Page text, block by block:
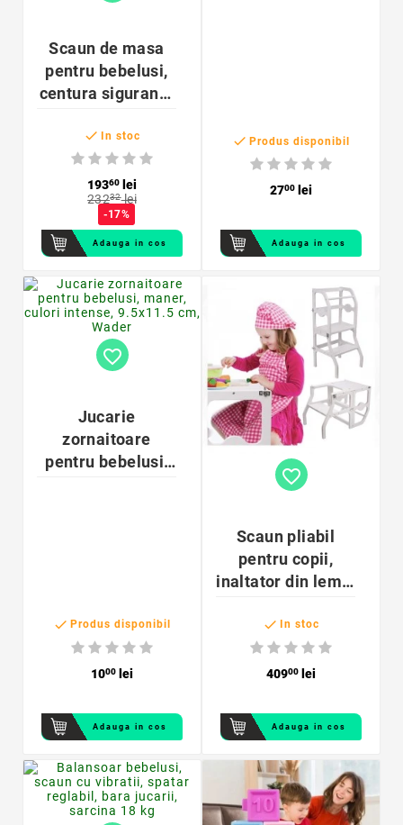
Scaun de masa
pentru bebelusi,
centura siguranta
90x70x60 cm
 In stoc
19360
lei
23232lei
-17%
Adauga in cos
 Produs disponibil
2700 lei
Adauga in cos
favorite_border
Jucarie
zornaitoare
pentru bebelusi,
 Produs disponibil
1000 lei
Adauga in cos
favorite_border
Scaun pliabil
pentru copii,
inaltator din lemn,
masa, learning
tower
 In stoc
40900 lei
Adauga in cos